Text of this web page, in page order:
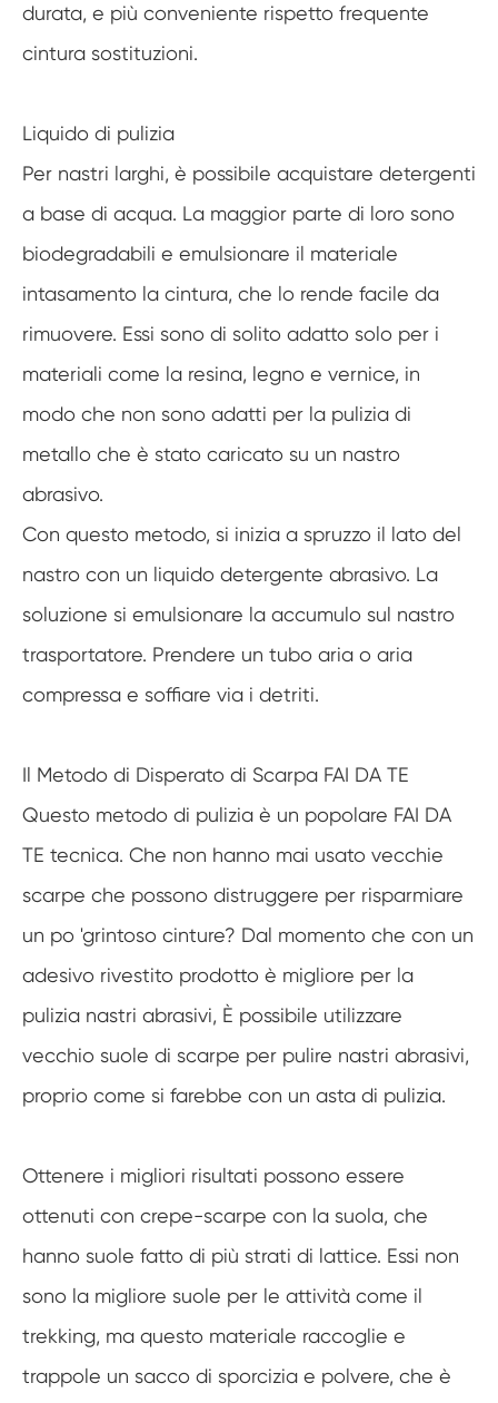
durata, e più conveniente rispetto frequente
cintura sostituzioni.
Liquido di pulizia
Per nastri larghi, è possibile acquistare detergenti
a base di acqua. La maggior parte di loro sono
biodegradabili e emulsionare il materiale
intasamento la cintura, che lo rende facile da
rimuovere. Essi sono di solito adatto solo per i
materiali come la resina, legno e vernice, in
modo che non sono adatti per la pulizia di
metallo che è stato caricato su un nastro
abrasivo.
Con questo metodo, si inizia a spruzzo il lato del
nastro con un liquido detergente abrasivo. La
soluzione si emulsionare la accumulo sul nastro
trasportatore. Prendere un tubo aria o aria
compressa e soffiare via i detriti.
Il Metodo di Disperato di Scarpa FAI DA TE
Questo metodo di pulizia è un popolare FAI DA
TE tecnica. Che non hanno mai usato vecchie
scarpe che possono distruggere per risparmiare
un po 'grintoso cinture? Dal momento che con un
adesivo rivestito prodotto è migliore per la
pulizia nastri abrasivi, È possibile utilizzare
vecchio suole di scarpe per pulire nastri abrasivi,
proprio come si farebbe con un asta di pulizia.
Ottenere i migliori risultati possono essere
ottenuti con crepe-scarpe con la suola, che
hanno suole fatto di più strati di lattice. Essi non
sono la migliore suole per le attività come il
trekking, ma questo materiale raccoglie e
trappole un sacco di sporcizia e polvere, che è